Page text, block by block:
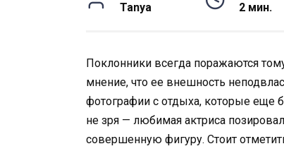
Tanya 2 мин.
Поклонники всегда поражаются
мнение, что ее внешность
фотографии с отдыха, которые еще
не зря — любимая актриса
совершенную фигуру. Стоит